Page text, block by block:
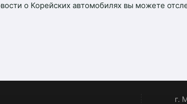
о Корейских автомобилях вы можете
г.